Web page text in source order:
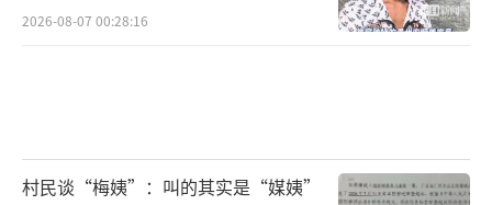
2026-08-07 00:28:16
村民谈“梅姨”：叫的其实是“媒姨”